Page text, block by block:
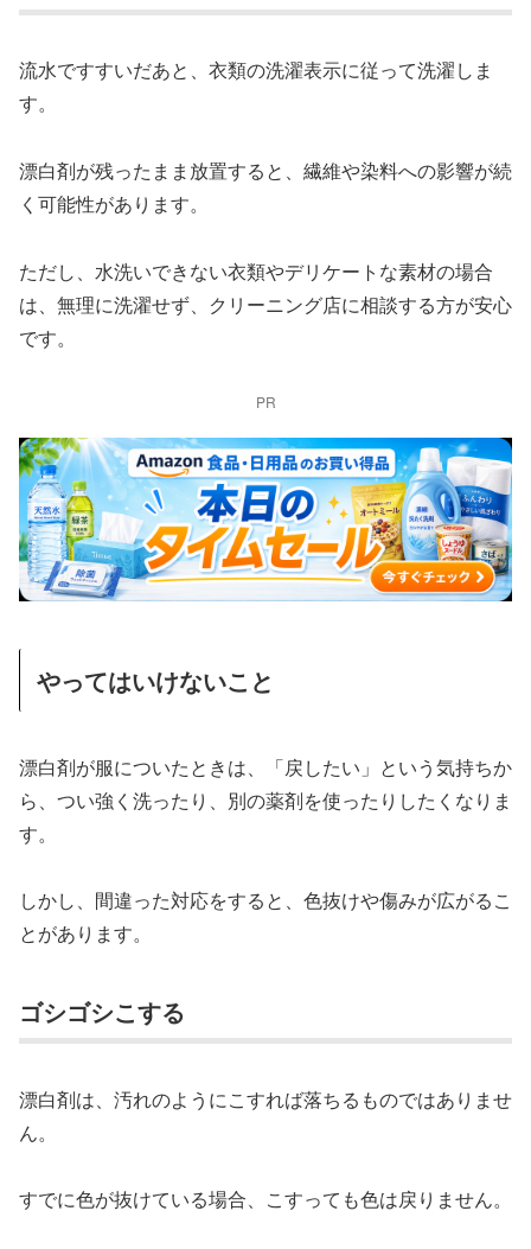
流水ですすいだあと、衣類の洗濯表示に従って洗濯しま
す。
漂白剤が残ったまま放置すると、繊維や染料への影響が続
く可能性があります。
ただし、水洗いできない衣類やデリケートな素材の場合
は、無理に洗濯せず、クリーニング店に相談する方が安心
です。
PR
やってはいけないこと
漂白剤が服についたときは、「戻したい」という気持ちか
ら、つい強く洗ったり、別の薬剤を使ったりしたくなりま
す。
しかし、間違った対応をすると、色抜けや傷みが広がるこ
とがあります。
ゴシゴシこする
漂白剤は、汚れのようにこすれば落ちるものではありませ
ん。
すでに色が抜けている場合、こすっても色は戻りません。